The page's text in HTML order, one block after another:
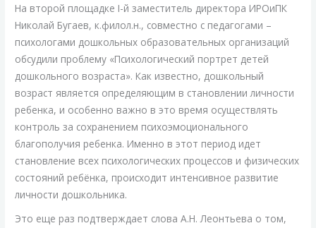
На второй площадке I-й заместитель директора ИРОиПК
Николай Бугаев, к.филол.н., совместно с педагогами –
психологами дошкольных образовательных организаций
обсудили проблему «Психологический портрет детей
дошкольного возраста». Как известно, дошкольный
возраст является определяющим в становлении личности
ребенка, и особенно важно в это время осуществлять
контроль за сохранением психоэмоционального
благополучия ребенка. Именно в этот период идет
становление всех психологических процессов и физических
состояний ребёнка, происходит интенсивное развитие
личности дошкольника.
Это еще раз подтверждает слова А.Н. Леонтьева о том,